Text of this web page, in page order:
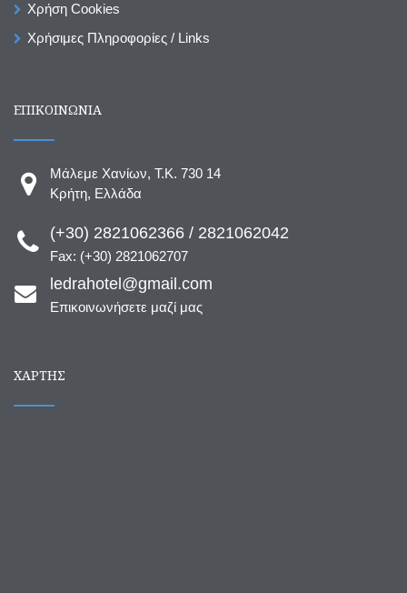
Χρήση Cookies
Χρήσιμες Πληροφορίες / Links
ΕΠΙΚΟΙΝΩΝΙΑ
Μάλεμε Χανίων, T.K. 730 14
Κρήτη, Ελλάδα
(+30) 2821062366 / 2821062042
Fax: (+30) 2821062707
ledrahotel@gmail.com
Επικοινωνήσετε μαζί μας
ΧΆΡΤΗΣ